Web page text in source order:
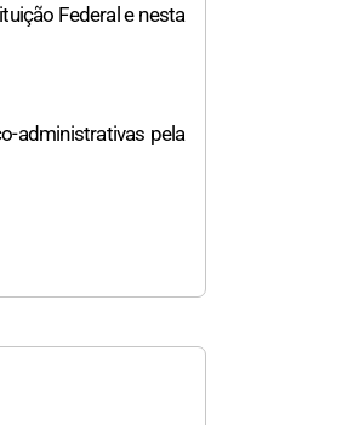
Federal e nesta
administrativas pela